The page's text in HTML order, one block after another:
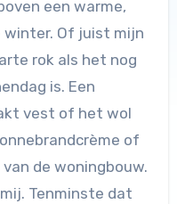
Of juist mijn
rok als het nog
is. Een
vest of het wol
of
de woningbouw.
Tenminste dat